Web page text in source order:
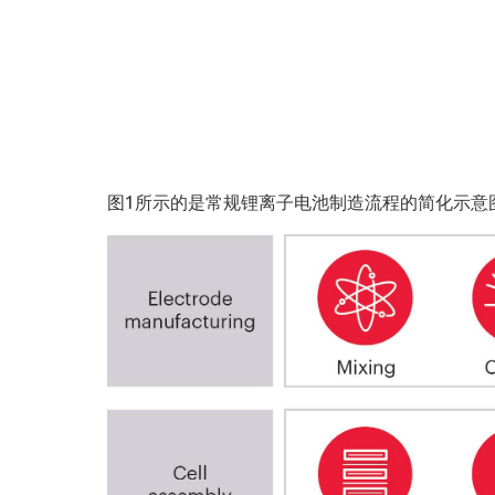
图1所示的是常规锂离子电池制造流程的简化示意